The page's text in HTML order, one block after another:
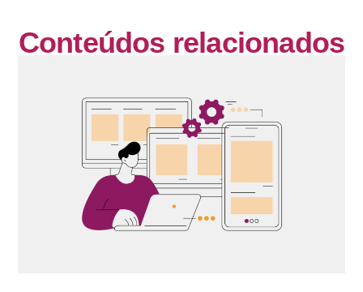
Conteúdos relacionados